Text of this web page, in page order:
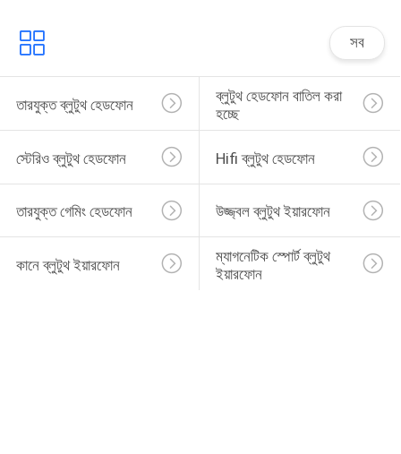
সব
তারযুক্ত ব্লুটুথ হেডফোন
ব্লুটুথ হেডফোন বাতিল করা
হচ্ছে
স্টেরিও ব্লুটুথ হেডফোন Hifi ব্লুটুথ হেডফোন
তারযুক্ত গেমিং হেডফোন উজ্জ্বল ব্লুটুথ ইয়ারফোন
কানে ব্লুটুথ ইয়ারফোন
ম্যাগনেটিক স্পোর্ট ব্লুটুথ
ইয়ারফোন